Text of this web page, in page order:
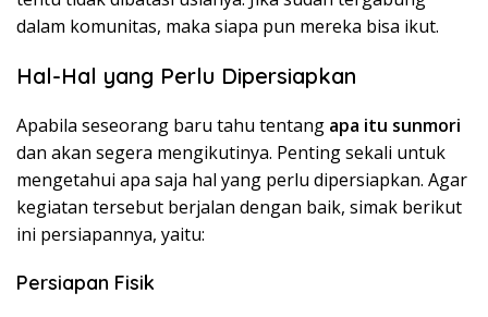
dalam komunitas, maka siapa pun mereka bisa ikut.
Hal-Hal yang Perlu Dipersiapkan
Apabila seseorang baru tahu tentang apa itu sunmori
dan akan segera mengikutinya. Penting sekali untuk
mengetahui apa saja hal yang perlu dipersiapkan. Agar
kegiatan tersebut berjalan dengan baik, simak berikut
ini persiapannya, yaitu:
Persiapan Fisik